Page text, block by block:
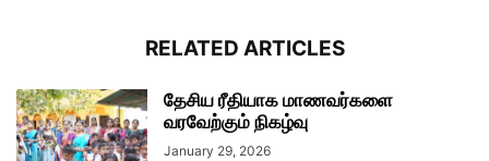
RELATED ARTICLES
தேசிய ரீதியாக மாணவர்களை
வரவேற்கும் நிகழ்வு
January 29, 2026